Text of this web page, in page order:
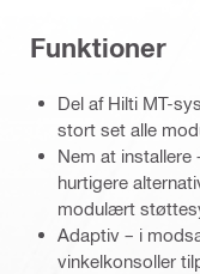
Funktioner
Del af Hilti MT-
stort set alle
Nem at
hurtigere
modulært
Adaptiv – i
vinkelkonsoller